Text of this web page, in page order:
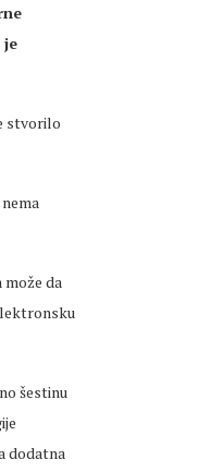
je
stvorilo
da
šestinu
dodatna